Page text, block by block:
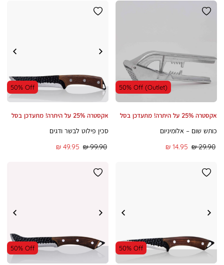
50% Off (Outlet)
אקסטרה 25% על היתרה! מתעדכן בסל
כותש שום – אלומיניום
מחיר
14.95 ₪
מחיר
29.90 ₪
50% Off
אקסטרה 25% על היתרה! מתעדכן בסל
סכין פילוט לבשר ודגים
מחיר
49.95 ₪
מחיר
99.90 ₪
50% Off
50% Off